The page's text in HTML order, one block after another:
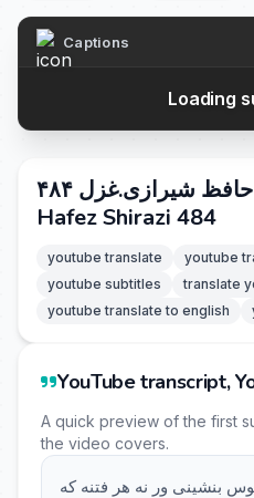
Captions
Loading
فال حافظ. دیوان حافظ شیرازی.غزل ۴۸۴ .
Hafez Shirazi 484
youtube translate youtube
youtube subtitles
translate
youtube translate to english
YouTube transcript,
A quick preview of the first
the video covers.
بنشینی ور نه هر فتنه که